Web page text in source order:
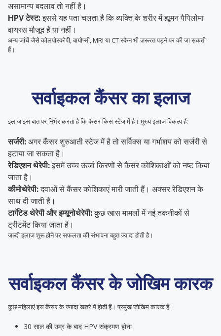
असामान्य बदलाव तो नहीं है।
HPV टेस्ट:इससे यह पता चलता है कि व्यक्ति के शरीर में ह्यूमन पैपिलोमा
वायरस मौजूद है या नहीं।
अन्य जांचें जैसे कोलपोस्कोपी, बायोप्सी, MRI या CT स्कैन भी ज़रूरत पड़ने पर की जा सकती
हैं।
सर्वाइकल कैंसर का इलाज
इलाज इस बात पर निर्भर करता है कि कैंसर किस स्टेज में है। मुख्य इलाज विकल्प हैं:
सर्जरी:अगर कैंसर शुरुआती स्टेज में है तो सर्विक्स या गर्भाशय को सर्जरी से
हटाया जा सकता है।
रेडिएशन थेरेपी:इसमें उच्च ऊर्जा किरणों से कैंसर कोशिकाओं को नष्ट किया
जाता है।
कीमोथेरेपी:दवाओं से कैंसर कोशिकाएं मारी जाती हैं। अक्सर रेडिएशन के
साथ दी जाती है।
टार्गेटेड थेरेपी और इम्यूनोथेरेपी:कुछ खास मामलों में नई तकनीकों से
ट्रीटमेंट किया जाता है।
जल्दी इलाज शुरू होने पर सफलता की संभावना बहुत ज्यादा होती है।
सर्वाइकल कैंसर के जोखिम कारक
कुछ महिलाएं इस कैंसर के ज्यादा खतरे में होती हैं। प्रमुख जोखिम कारक हैं:
30 साल की उम्र के बाद HPV संक्रमण होना